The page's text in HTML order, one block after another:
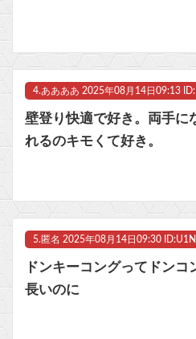
4.ああああ 2025年08月14日09:13
壁登り快適で好き。両手に
れるのキモくて好き。
5. 匿名 2025年08月14日09:30
ドンキーコングってドン
長いのに